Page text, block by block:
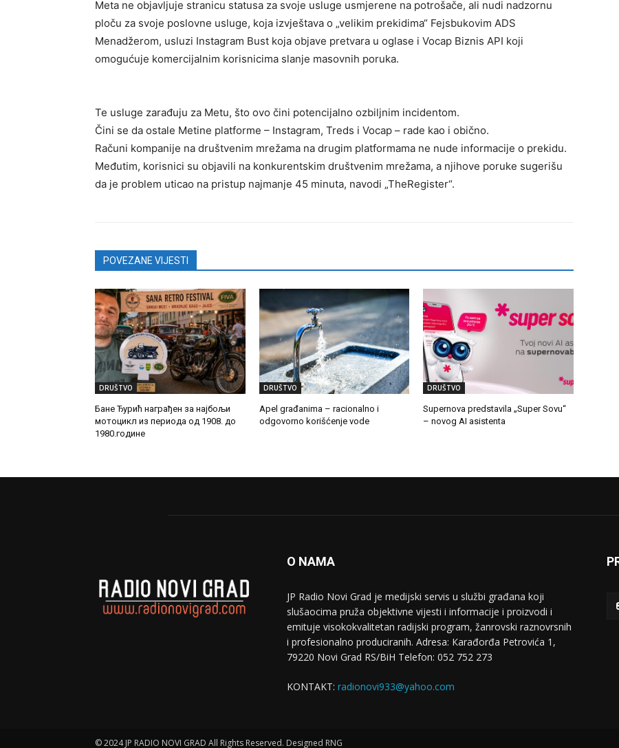
Meta ne objavlјuje stranicu statusa za svoje usluge usmjerene na potrošače, ali nudi nadzornu
ploču za svoje poslovne usluge, koja izvještava o „velikim prekidima“ Fejsbukovim ADS
Menadžerom, usluzi Instagram Bust koja objave pretvara u oglase i Vocap Biznis API koji
omogućuje komercijalnim korisnicima slanje masovnih poruka.
Te usluge zarađuju za Metu, što ovo čini potencijalno ozbilјnim incidentom.
Čini se da ostale Metine platforme – Instagram, Treds i Vocap – rade kao i obično.
Računi kompanije na društvenim mrežama na drugim platformama ne nude informacije o prekidu.
Međutim, korisnici su objavili na konkurentskim društvenim mrežama, a njihove poruke sugerišu
da je problem uticao na pristup najmanje 45 minuta, navodi „TheRegister“.
POVEZANE VIJESTI
DRUŠTVO
Бане Ђурић награђен за најбољи
мотоцикл из периода од 1908. до
1980.године
DRUŠTVO
Apel građanima – racionalno i
odgovorno korišćenje vode
DRUŠTVO
Supernova predstavila „Super Sovu“
– novog AI asistenta
O NAMA
JP Radio Novi Grad je medijski servis u službi građana koji
slušaocima pruža objektivne vijesti i informacije i proizvodi i
emituje visokokvalitetan radijski program, žanrovski raznovrsnih
i profesionalno produciranih. Adresa: Кarađorđa Petrovića 1,
79220 Novi Grad RS/BiH Telefon: 052 752 273
KONTAKT: radionovi933@yahoo.com
© 2024 JP RADIO NOVI GRAD All Rights Reserved. Designed RNG